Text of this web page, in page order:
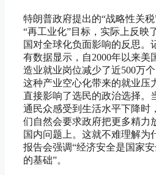
特朗普政府提出的“战略性关税
“再工业化”目标，实际上反映
国对全球化负面影响的反思。
有数据显示，自2000年以来美
造业就业岗位减少了近500万个
这种产业空心化带来的就业压
直接影响了选民的政治选择。
通民众感受到生活水平下降时
们自然会要求政府把更多精力
国内问题上。这就不难理解为
报告会强调“经济安全是国家安
的基础”。